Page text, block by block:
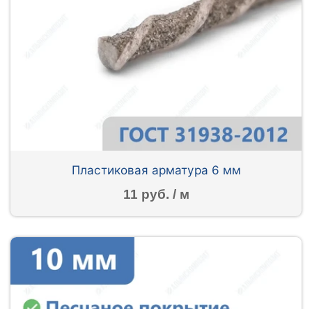
Пластиковая арматура 6 мм
11 руб. / м